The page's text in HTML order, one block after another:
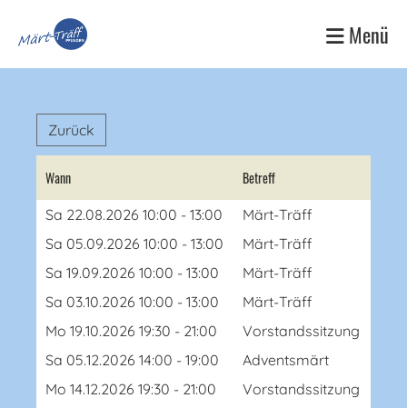
Menü
Zurück
Wann Betreff
Sa 22.08.2026 10:00 - 13:00
Märt-Träff
Sa 05.09.2026 10:00 - 13:00
Märt-Träff
Sa 19.09.2026 10:00 - 13:00
Märt-Träff
Sa 03.10.2026 10:00 - 13:00
Märt-Träff
Mo 19.10.2026 19:30 - 21:00
Vorstandssitzung
Sa 05.12.2026 14:00 - 19:00
Adventsmärt
Mo 14.12.2026 19:30 - 21:00
Vorstandssitzung